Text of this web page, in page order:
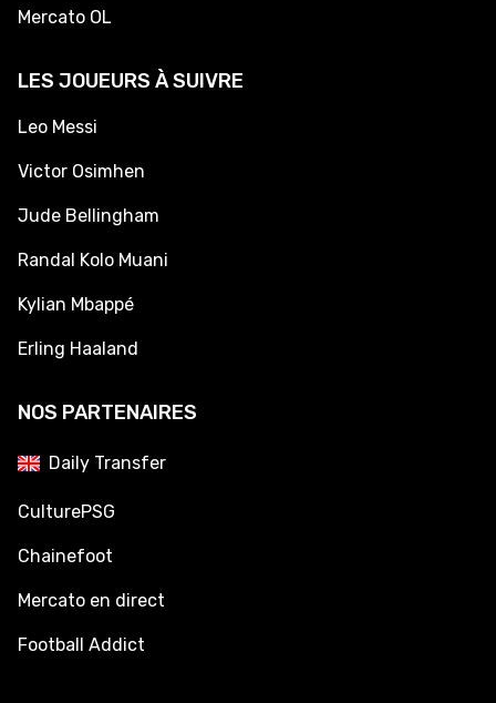
Mercato OL
LES JOUEURS À SUIVRE
Leo Messi
Victor Osimhen
Jude Bellingham
Randal Kolo Muani
Kylian Mbappé
Erling Haaland
NOS PARTENAIRES
Daily Transfer
CulturePSG
Chainefoot
Mercato en direct
Football Addict